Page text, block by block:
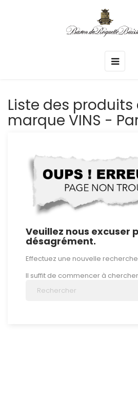
la
☰
Liste des produits
marque VINS -
Veuillez nous excuser
désagrément.
Effectuez une nouvelle recherche
Il suffit de commencer à